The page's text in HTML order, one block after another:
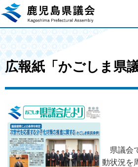
鹿児島県議会
広報紙「かごしま県
県議会
動状況を